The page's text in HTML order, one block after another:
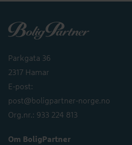
Boligpartner
Parkgata 36
2317 Hamar
E-post:
post@boligpartner-norge.no
Org.nr.: 933 224 813
Om BoligPartner